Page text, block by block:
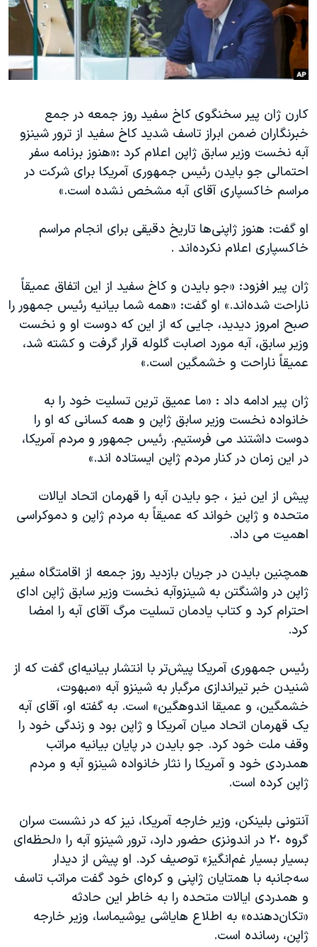
فرهنگ و زندگی
حقوق شهروندی
اقتصادی
اسرائیل در جنگ
گالری عکس
آرشیو پخش زنده
مستندها
انتخابات ریاست جمهوری آمریکا ۲۰۲۴
حمله جمهوری اسلامی به اسرائیل
ورزش زنان در ایران
اعتراضات زن، زندگی، آزادی
مجموعه مستندهای دادخواهی
تریبونال مردمی آبان ۹۸
چهل سال گروگان‌گیری
اعتراضات مردمی آبان ۹۸
اسرائیل در جنگ
نرگس محمدی برنده جایزه نوبل صلح
همایش محافظه‌کاران آمریکا «سی‌پک»
صفحه‌های ویژه
سفر پرزیدنت ترامپ به چین
دنبال کنید
زبانهای مختلف
کارن ژان پیر سخنگوی کاخ سفید روز جمعه در جمع
خبرنگاران ضمن ابراز تاسف شدید کاخ سفید از ترور شینزو
آبه نخست وزیر سابق ژاپن اعلام کرد :«هنوز برنامه سفر
احتمالی جو بایدن رئیس جمهوری آمریکا برای شرکت در
مراسم خاکسپاری آقای آبه مشخص نشده است.»
او گفت: هنوز ژاپنی‌ها تاریخ دقیقی برای انجام مراسم
خاکسپاری اعلام نکرده‌اند .
ژان پیر افزود: «جو بایدن و کاخ سفید از این اتفاق عمیقاً
ناراحت شده‌اند.» او گفت: «همه شما بیانیه رئیس جمهور را
صبح امروز دیدید، جایی که از این که دوست او و نخست
وزیر سابق، آبه مورد اصابت گلوله قرار گرفت و کشته شد،
عمیقاً ناراحت و خشمگین است.»
ژان پیر ادامه داد : «ما عمیق ترین تسلیت خود را به
خانواده نخست وزیر سابق ژاپن و همه کسانی که او را
دوست داشتند می فرستیم. رئیس جمهور و مردم آمریکا،
در این زمان در کنار مردم ژاپن ایستاده اند.»
پیش از این نیز ، جو بایدن آبه را قهرمان اتحاد ایالات
متحده و ژاپن خواند که عمیقاً به مردم ژاپن و دموکراسی
اهمیت می داد.
همچنین بایدن در جریان بازدید روز جمعه از اقامتگاه سفیر
ژاپن در واشنگتن به شینزوآبه نخست وزیر سابق ژاپن ادای
احترام کرد و کتاب یادمان تسلیت مرگ آقای آبه را امضا
کرد.
رئیس جمهوری آمریکا پیش‌تر با انتشار بیانیه‌ای گفت که از
شنیدن خبر تیراندازی مرگبار به شینزو آبه «مبهوت،
خشمگین، و عمیقا اندوهگین» است. به گفته او، آقای آبه
یک قهرمان اتحاد میان آمریکا و ژاپن بود و زندگی خود را
وقف ملت خود کرد. جو بایدن در پایان بیانیه مراتب
همدردی خود و آمریکا را نثار خانواده شینزو آبه و مردم
ژاپن کرده است.
آنتونی بلینکن، وزیر خارجه آمریکا، نیز که در نشست سران
گروه ٢٠ در اندونزی حضور دارد، ترور شینزو آبه را «لحظه‌ای
بسیار بسیار غم‌انگیز» توصیف کرد. او پیش از دیدار
سه‌جانبه با همتایان ژاپنی و کره‌ای خود گفت مراتب تاسف
و همدردی ایالات متحده را به خاطر این حادثه
«تکان‌دهنده» به اطلاع هایاشی یوشیماسا، وزیر خارجه
ژاپن، رسانده است.